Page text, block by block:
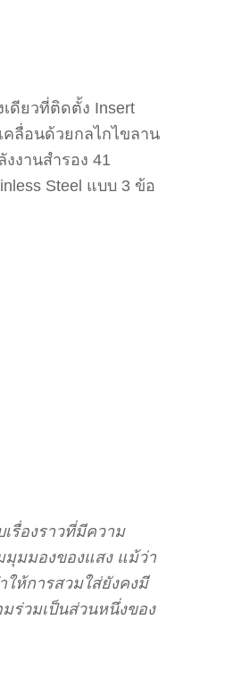
ดียวที่ติดตั้ง Insert
คลื่อนด้วยกลไกไขลาน
งานสำรอง 41
Steel แบบ 3 ข้อ
รื่องราวที่มีความ
มมองของแสง แม้ว่า
ห้การสวมใส่ยังคงมี
ร่วมเป็นส่วนหนึ่งของ